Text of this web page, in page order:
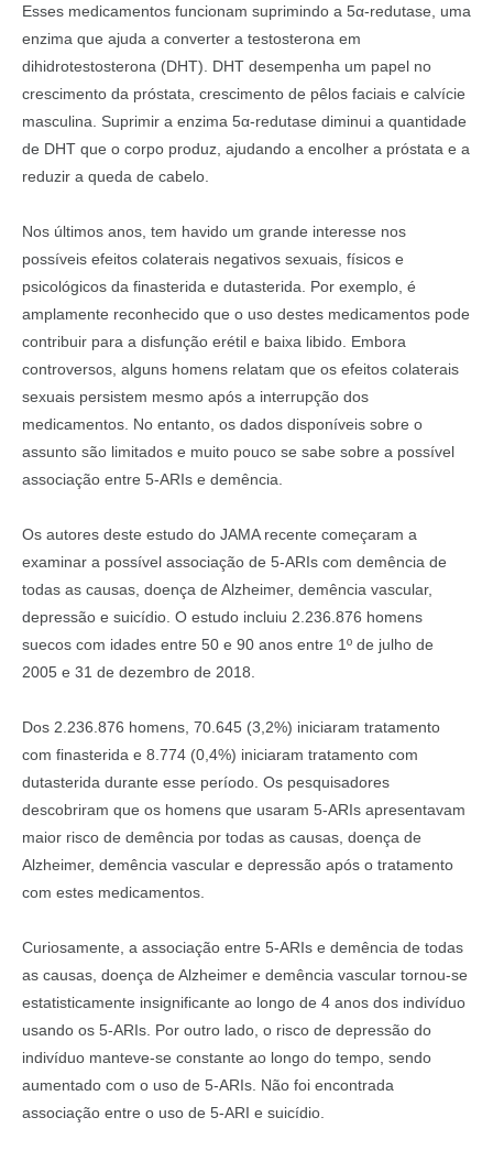
Esses medicamentos funcionam suprimindo a 5α-redutase, uma
enzima que ajuda a converter a testosterona em
dihidrotestosterona (DHT). DHT desempenha um papel no
crescimento da próstata, crescimento de pêlos faciais e calvície
masculina. Suprimir a enzima 5α-redutase diminui a quantidade
de DHT que o corpo produz, ajudando a encolher a próstata e a
reduzir a queda de cabelo.
Nos últimos anos, tem havido um grande interesse nos
possíveis efeitos colaterais negativos sexuais, físicos e
psicológicos da finasterida e dutasterida. Por exemplo, é
amplamente reconhecido que o uso destes medicamentos pode
contribuir para a disfunção erétil e baixa libido. Embora
controversos, alguns homens relatam que os efeitos colaterais
sexuais persistem mesmo após a interrupção dos
medicamentos. No entanto, os dados disponíveis sobre o
assunto são limitados e muito pouco se sabe sobre a possível
associação entre 5-ARIs e demência.
Os autores deste estudo do JAMA recente começaram a
examinar a possível associação de 5-ARIs com demência de
todas as causas, doença de Alzheimer, demência vascular,
depressão e suicídio. O estudo incluiu 2.236.876 homens
suecos com idades entre 50 e 90 anos entre 1º de julho de
2005 e 31 de dezembro de 2018.
Dos 2.236.876 homens, 70.645 (3,2%) iniciaram tratamento
com finasterida e 8.774 (0,4%) iniciaram tratamento com
dutasterida durante esse período. Os pesquisadores
descobriram que os homens que usaram 5-ARIs apresentavam
maior risco de demência por todas as causas, doença de
Alzheimer, demência vascular e depressão após o tratamento
com estes medicamentos.
Curiosamente, a associação entre 5-ARIs e demência de todas
as causas, doença de Alzheimer e demência vascular tornou-se
estatisticamente insignificante ao longo de 4 anos dos indivíduo
usando os 5-ARIs. Por outro lado, o risco de depressão do
indivíduo manteve-se constante ao longo do tempo, sendo
aumentado com o uso de 5-ARIs. Não foi encontrada
associação entre o uso de 5-ARI e suicídio.